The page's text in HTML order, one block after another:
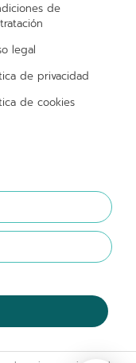
de
legal
de privacidad
de cookies